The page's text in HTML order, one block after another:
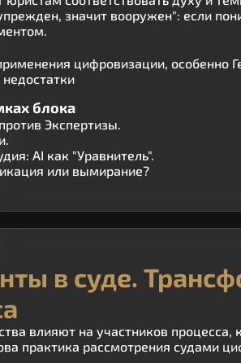
значит вооружен": если
цифровизации, особенно
блока
Экспертизы.
AI как "Уравнитель".
или вымирание?
в суде.
влияют на участников
практика рассмотрения судами